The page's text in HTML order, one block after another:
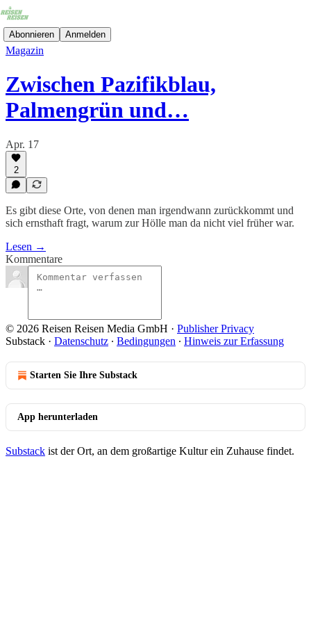
Abonnieren Anmelden
Magazin
Zwischen Pazifikblau,
Palmengrün und…
Apr. 17
2
Es gibt diese Orte, von denen man irgendwann zurückkommt und
sich ernsthaft fragt, warum zur Hölle man da nicht viel früher war.
Lesen →
Kommentare
© 2026 Reisen Reisen Media GmbH · Publisher Privacy
Substack · Datenschutz ∙ Bedingungen ∙ Hinweis zur Erfassung
Starten Sie Ihre Substack
App herunterladen
Substack ist der Ort, an dem großartige Kultur ein Zuhause findet.